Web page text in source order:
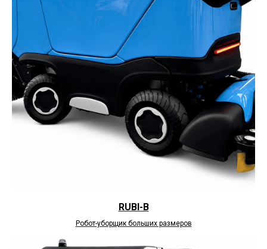
RUBI-B
Робот-уборщик больших размеров